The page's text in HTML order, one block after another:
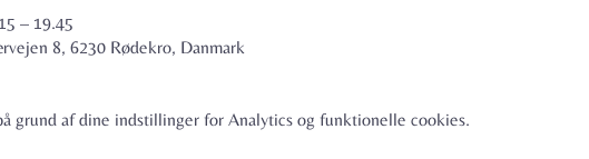
– 19.45
8, 6230 Rødekro, Danmark
grund af dine indstillinger for Analytics og funktionelle cookies.